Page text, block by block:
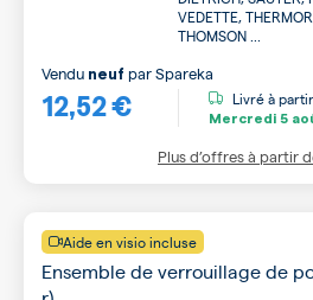
VEDETTE,
THOMSON ...
12,52 €
Vendu neuf parSpareka
Livré à
Mercredi 5
Plus d’offres à partir
Aide en visio incluse
Ensemble de verrouillage de